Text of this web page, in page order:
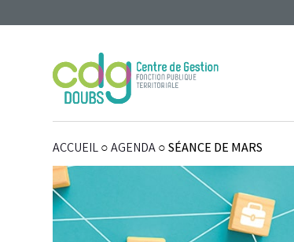
ACCUEIL○AGENDA○SÉANCE DE MARS